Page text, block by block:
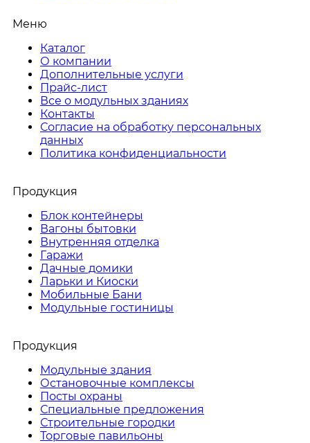
Меню
Каталог
О компании
Дополнительные услуги
Прайс-лист
Все о модульных зданиях
Контакты
Согласие на обработку персональных
данных
Политика конфиденциальности
Продукция
Блок контейнеры
Вагоны бытовки
Внутренняя отделка
Гаражи
Дачные домики
Ларьки и Киоски
Мобильные Бани
Модульные гостиницы
Продукция
Модульные здания
Остановочные комплексы
Посты охраны
Специальные предложения
Строительные городки
Торговые павильоны